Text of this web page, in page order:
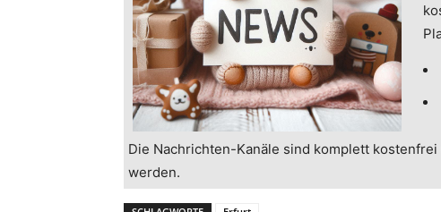
Die Nachrichten-Kanäle sind komplett
werden.